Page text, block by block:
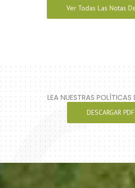
Ver Todas Las Notas
LEA NUESTRAS POLÍTICAS
DESCARGAR PDF